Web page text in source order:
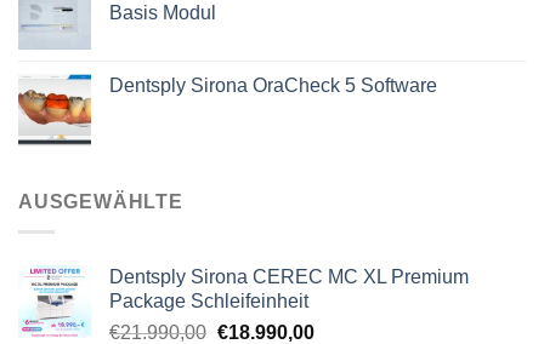
Basis Modul
Dentsply Sirona OraCheck 5 Software
AUSGEWÄHLTE
Dentsply Sirona CEREC MC XL Premium
Package Schleifeinheit
€21.990,00 Ursprünglicher
€18.990,00Aktueller